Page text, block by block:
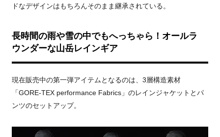
ドなデザインはもちろんそのまま継承されている。
長時間の雨や雪の中でもへっちゃら！オールラ
ウンダーな山岳レインギア
現在販売中の第一弾アイテムとなるのは、 3層構造素材
「GORE-TEX performance Fabrics 」のレインジャケットとパ
ンツのセットアップ。